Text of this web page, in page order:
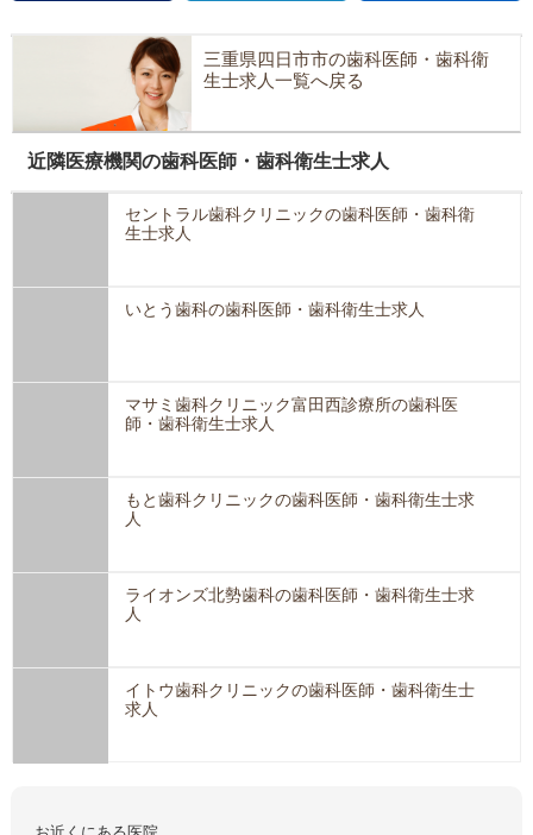
三重県四日市市の歯科医師・歯科衛
生士求人一覧へ戻る
近隣医療機関の歯科医師・歯科衛生士求人
セントラル歯科クリニックの歯科医師・歯科衛
生士求人
いとう歯科の歯科医師・歯科衛生士求人
マサミ歯科クリニック富田西診療所の歯科医
師・歯科衛生士求人
もと歯科クリニックの歯科医師・歯科衛生士求
人
ライオンズ北勢歯科の歯科医師・歯科衛生士求
人
イトウ歯科クリニックの歯科医師・歯科衛生士
求人